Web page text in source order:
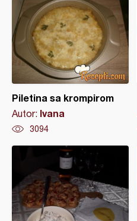
Piletina sa krompirom
Autor: Ivana
3094